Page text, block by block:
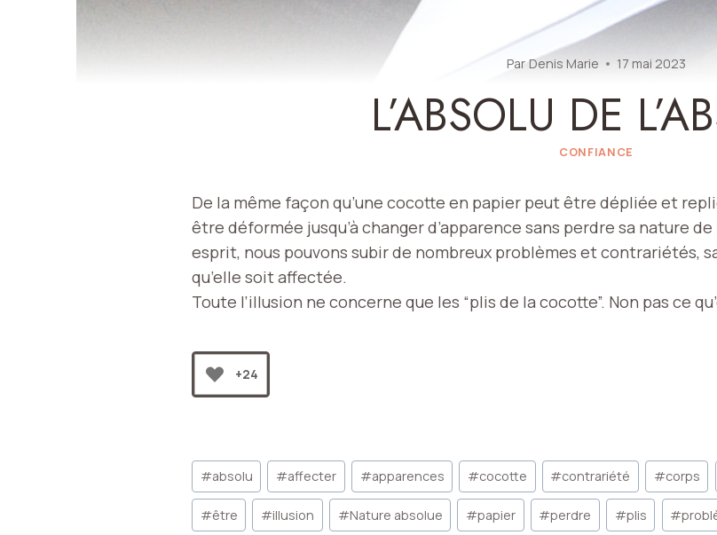
Par Denis Marie 17 mai 2023
L’ABSOLU DE
CONFIANCE
De la même façon qu’une cocotte en papier peut être dépliée et
être déformée jusqu’à changer d’apparence sans perdre sa nature
esprit, nous pouvons subir de nombreux problèmes et contrariétés,
qu’elle soit affectée.
Toute l’illusion ne concerne que les “plis de la cocotte”. Non pas ce
+24
Étiquettes
de
la
#absolu #affecter #apparences #cocotte #contrariété #corps
#être #illusion #Nature absolue #papier #perdre #plis #